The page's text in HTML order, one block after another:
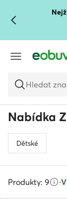
PŘEJÍT NA
PŘEJÍT NA
Hledat
Nabídka
Dětské
Produkty: 9 ·